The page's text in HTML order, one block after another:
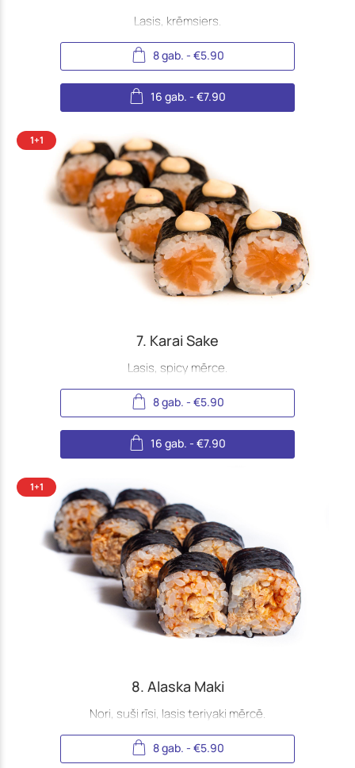
Lasis, krēmsiers.
8 gab. - €5.90
16 gab. - €7.90
7. Karai Sake
Lasis, spicy mērce.
8 gab. - €5.90
16 gab. - €7.90
8. Alaska Maki
Nori, suši rīsi, lasis teriyaki mērcē.
8 gab. - €5.90